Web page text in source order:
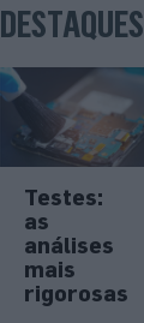
DESTAQUES
Testes:
as
análises
mais
rigorosas